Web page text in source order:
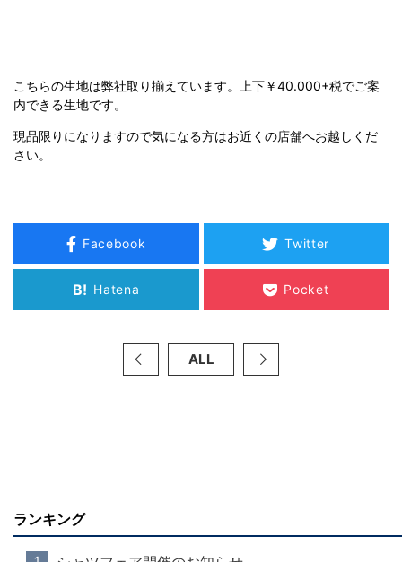
こちらの生地は弊社取り揃えています。上下￥40.000+税でご案
内できる生地です。
現品限りになりますので気になる方はお近くの店舗へお越しくだ
さい。
Facebook Twitter
B! Hatena Pocket
ALL
ランキング